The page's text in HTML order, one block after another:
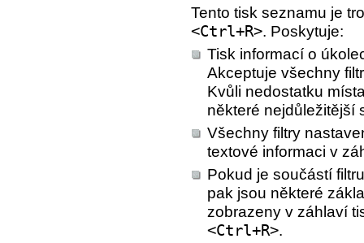
Tento tisk seznamu je
<Ctrl+R>. Poskytuje:
Tisk informací o
Akceptuje všechny
Kvůli nedostatku
některé nejdůležitější
Všechny filtry
textové informaci v
Pokud je součástí
pak jsou některé
zobrazeny v záhlaví
<Ctrl+R>.